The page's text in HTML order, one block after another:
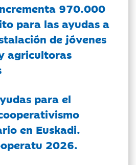
970.000
para las ayudas a
de jóvenes
agricultoras
para el
en Euskadi.
2026.